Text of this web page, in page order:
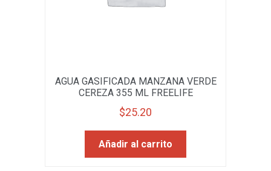
AGUA GASIFICADA MANZANA VERDE
CEREZA 355 ML FREELIFE
$25.20
Añadir al carrito